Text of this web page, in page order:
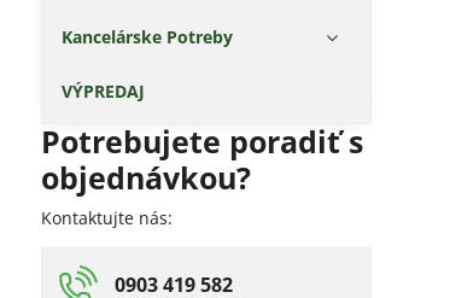
Kancelárske Potreby
VÝPREDAJ
Potrebujete poradiť s
objednávkou?
Kontaktujte nás:
0903 419 582